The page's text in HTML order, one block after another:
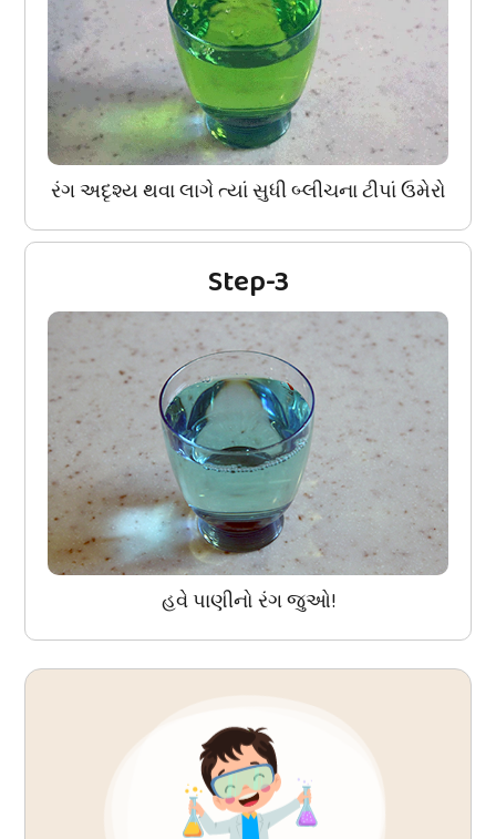
રંગ અદૃશ્ય થવા લાગે ત્યાં સુધી બ્લીચના ટીપાં ઉમેરો
Step-3
હવે પાણીનો રંગ જુઓ!